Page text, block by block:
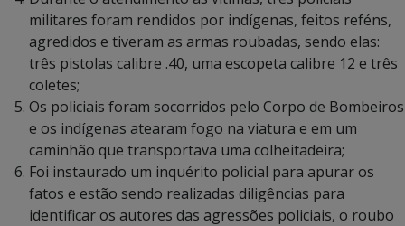
militares foram rendidos por indígenas, feitos reféns,
agredidos e tiveram as armas roubadas, sendo elas:
três pistolas calibre .40, uma escopeta calibre 12 e três
coletes;
Os policiais foram socorridos pelo Corpo de Bombeiros
e os indígenas atearam fogo na viatura e em um
caminhão que transportava uma colheitadeira;
Foi instaurado um inquérito policial para apurar os
fatos e estão sendo realizadas diligências para
identificar os autores das agressões policiais, o roubo